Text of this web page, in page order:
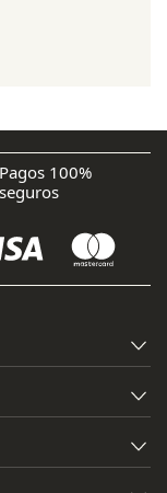
€.
Pagos 100%
seguros